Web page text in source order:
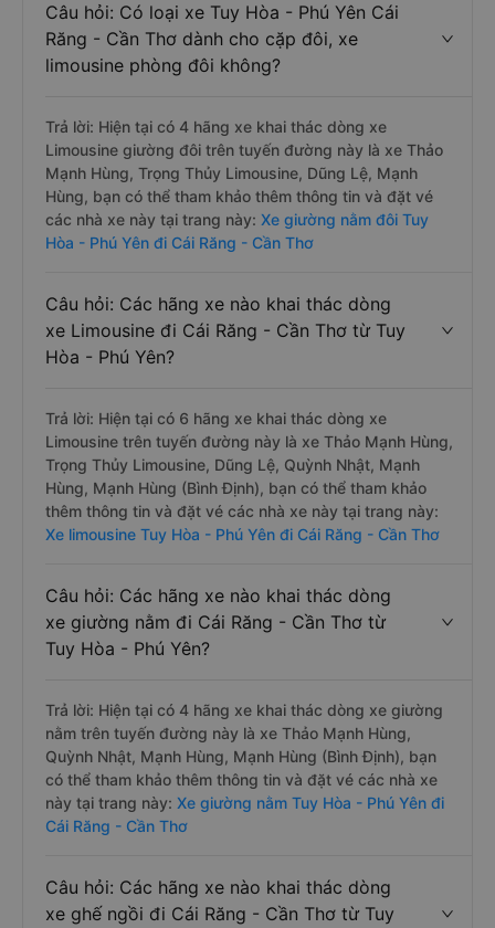
Câu hỏi: Có loại xe Tuy Hòa - Phú Yên Cái
Răng - Cần Thơ dành cho cặp đôi, xe
limousine phòng đôi không?
Trả lời: Hiện tại có 4 hãng xe khai thác dòng xe
Limousine giường đôi trên tuyến đường này là xe Thảo
Mạnh Hùng, Trọng Thủy Limousine, Dũng Lệ, Mạnh
Hùng, bạn có thể tham khảo thêm thông tin và đặt vé
các nhà xe này tại trang này: Xe giường nằm đôi Tuy
Hòa - Phú Yên đi Cái Răng - Cần Thơ
Câu hỏi: Các hãng xe nào khai thác dòng
xe Limousine đi Cái Răng - Cần Thơ từ Tuy
Hòa - Phú Yên?
Trả lời: Hiện tại có 6 hãng xe khai thác dòng xe
Limousine trên tuyến đường này là xe Thảo Mạnh Hùng,
Trọng Thủy Limousine, Dũng Lệ, Quỳnh Nhật, Mạnh
Hùng, Mạnh Hùng (Bình Định), bạn có thể tham khảo
thêm thông tin và đặt vé các nhà xe này tại trang này:
Xe limousine Tuy Hòa - Phú Yên đi Cái Răng - Cần Thơ
Câu hỏi: Các hãng xe nào khai thác dòng
xe giường nằm đi Cái Răng - Cần Thơ từ
Tuy Hòa - Phú Yên?
Trả lời: Hiện tại có 4 hãng xe khai thác dòng xe giường
nằm trên tuyến đường này là xe Thảo Mạnh Hùng,
Quỳnh Nhật, Mạnh Hùng, Mạnh Hùng (Bình Định), bạn
có thể tham khảo thêm thông tin và đặt vé các nhà xe
này tại trang này: Xe giường nằm Tuy Hòa - Phú Yên đi
Cái Răng - Cần Thơ
Câu hỏi: Các hãng xe nào khai thác dòng
xe ghế ngồi đi Cái Răng - Cần Thơ từ Tuy